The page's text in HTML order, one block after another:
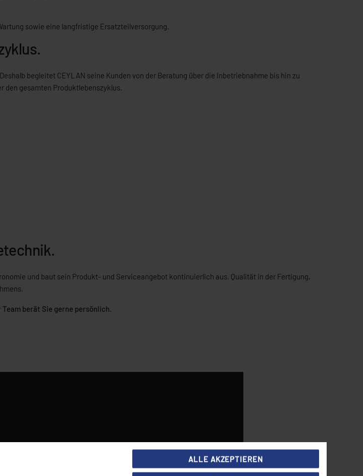
sowie eine langfristige Ersatzteilversorgung.
begleitet CEYLAN seine Kunden von der Beratung über die Inbetriebnahme bis hin zu
den gesamten Produktlebenszyklus.
und baut sein Produkt- und Serviceangebot kontinuierlich aus. Qualität in der Fertigung,
berät Sie gerne persönlich.
ALLE AKZEPTIEREN